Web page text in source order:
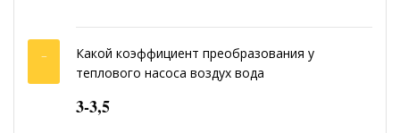
Какой коэффициент преобразования у
теплового насоса воздух вода
3-3,5